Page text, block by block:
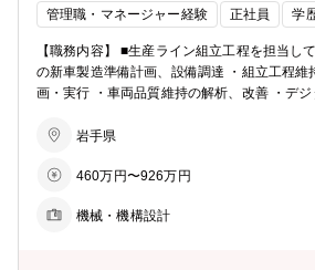
管理職・マネージャー経験 正社員 学
【職務内容】 ■生産ライン組立工程を担当して頂きま
の新車製造準備計画、設備調達 ・組立工程維持管理および、改善計
画・実行 ・車両品質維持の解析、改善 ・デジタル技術による業務改
岩手県
460万円〜926万円
機械・機構設計